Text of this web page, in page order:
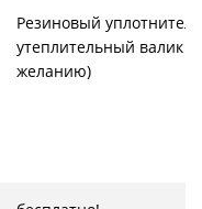
Резиновый
утеплительный валик
желанию)